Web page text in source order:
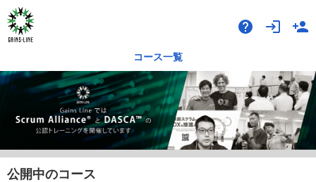
help login person_add
コース一覧
公開中のコース